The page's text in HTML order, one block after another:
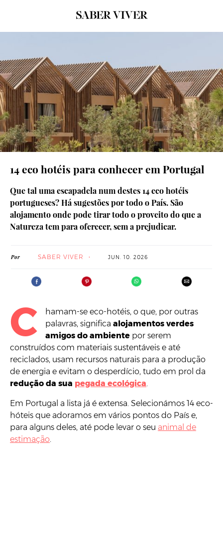
© D.R
14 eco hotéis para conhecer em Portugal
Que tal uma escapadela num destes 14 eco hotéis
portugueses? Há sugestões por todo o País. São
alojamento onde pode tirar todo o proveito do que a
Natureza tem para oferecer, sem a prejudicar.
Por SABER VIVER JUN. 10. 2026
C
hamam-se eco-hotéis, o que, por outras
palavras, significa alojamentos verdes
amigos do ambiente por serem
construídos com materiais sustentáveis e até
reciclados, usam recursos naturais para a produção
de energia e evitam o desperdício, tudo em prol da
redução da sua pegada ecológica.
Em Portugal a lista já é extensa. Selecionámos 14 eco-
hóteis que adoramos em vários pontos do País e,
para alguns deles, até pode levar o seu animal de
estimação.